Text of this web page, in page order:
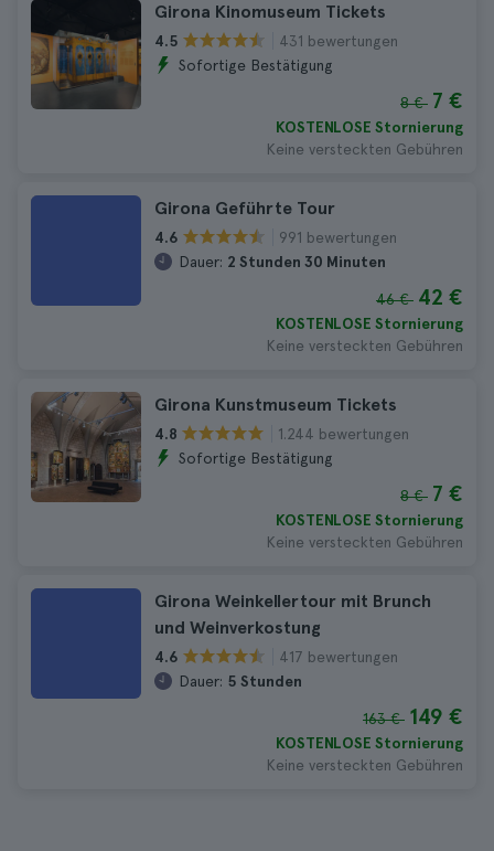
Girona Kinomuseum Tickets
4.5
431 bewertungen
Sofortige Bestätigung
8 € 7 €
KOSTENLOSE Stornierung
Keine versteckten Gebühren
Girona Geführte Tour
4.6
991 bewertungen
Dauer: 2 Stunden 30 Minuten
46 € 42 €
KOSTENLOSE Stornierung
Keine versteckten Gebühren
Girona Kunstmuseum Tickets
4.8
1.244 bewertungen
Sofortige Bestätigung
8 € 7 €
KOSTENLOSE Stornierung
Keine versteckten Gebühren
Girona Weinkellertour mit Brunch
und Weinverkostung
4.6
417 bewertungen
Dauer: 5 Stunden
163 € 149 €
KOSTENLOSE Stornierung
Keine versteckten Gebühren